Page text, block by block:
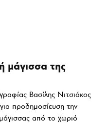
μάγισσα της
Βασίλης Νιτσιάκος
προδημοσίευση την
από το χωριό